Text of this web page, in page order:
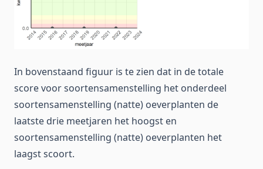
In bovenstaand figuur is te zien dat in de totale
score voor soortensamenstelling het onderdeel
soortensamenstelling (natte) oeverplanten de
laatste drie meetjaren het hoogst en
soortensamenstelling (natte) oeverplanten het
laagst scoort.